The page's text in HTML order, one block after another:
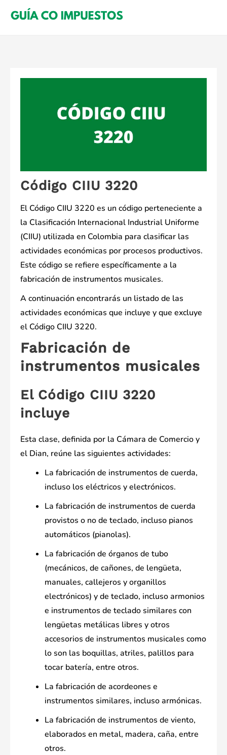
Código CIIU 3220
El Código CIIU 3220 es un código perteneciente a
la Clasificación Internacional Industrial Uniforme
(CIIU) utilizada en Colombia para clasificar las
actividades económicas por procesos productivos.
Este código se refiere específicamente a la
fabricación de instrumentos musicales.
A continuación encontrarás un listado de las
actividades económicas que incluye y que excluye
el Código CIIU 3220.
Fabricación de
instrumentos musicales
El Código CIIU 3220
incluye
Esta clase, definida por la Cámara de Comercio y
el Dian, reúne las siguientes actividades:
La fabricación de instrumentos de cuerda,
incluso los eléctricos y electrónicos.
La fabricación de instrumentos de cuerda
provistos o no de teclado, incluso pianos
automáticos (pianolas).
La fabricación de órganos de tubo
(mecánicos, de cañones, de lengüeta,
manuales, callejeros y organillos
electrónicos) y de teclado, incluso armonios
e instrumentos de teclado similares con
lengüetas metálicas libres y otros
accesorios de instrumentos musicales como
lo son las boquillas, atriles, palillos para
tocar batería, entre otros.
La fabricación de acordeones e
instrumentos similares, incluso armónicas.
La fabricación de instrumentos de viento,
elaborados en metal, madera, caña, entre
otros.